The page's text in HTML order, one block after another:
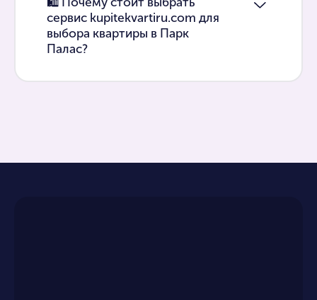
сервис kupitekvartiru.com для
выбора квартиры в Парк
Палас?